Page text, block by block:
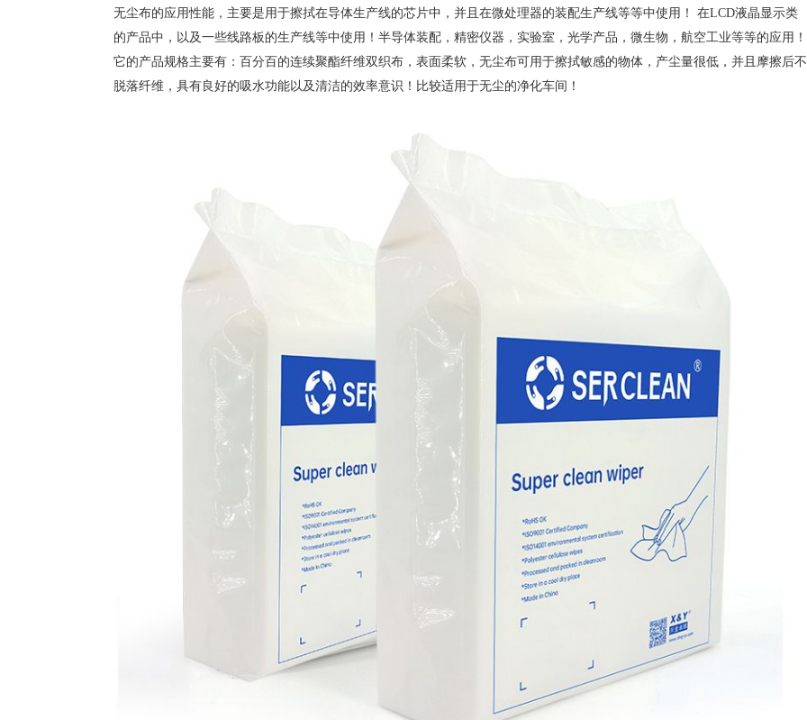
无尘布的应用性能，主要是用于擦拭在导体生产线的芯片中，并且在微处理器的装配生产线等等中使用！ 在LCD液晶显示类
的产品中，以及一些线路板的生产线等中使用！半导体装配，精密仪器，实验室，光学产品，微生物，航空工业等等的应用！
它的产品规格主要有：百分百的连续聚酯纤维双织布，表面柔软，无尘布可用于擦拭敏感的物体，产尘量很低，并且摩擦后不
脱落纤维，具有良好的吸水功能以及清洁的效率意识！比较适用于无尘的净化车间！